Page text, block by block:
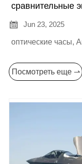
сравнительные
 Jun 23, 2025
оптические часы,
Посмотреть еще ⇀